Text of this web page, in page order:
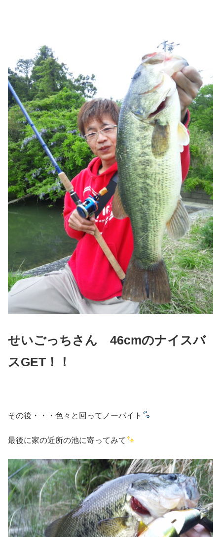
せいごっちさん 46cmのナイスバ
スGET！！
その後・・・色々と回ってノーバイト
最後に家の近所の池に寄ってみて